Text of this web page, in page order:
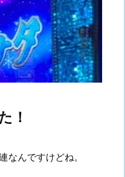
！
なんですけどね。